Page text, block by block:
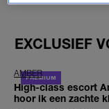
EXCLUSIEF
AMBER
High-class escort
hoor ik een zachte